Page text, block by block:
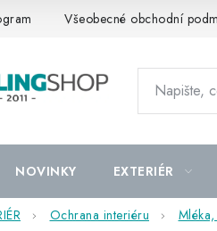
Všeobecné obchodní
NOVINKY EXTERIÉR
Ochrana interiéru